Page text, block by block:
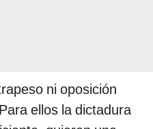
ni oposición
ellos la dictadura